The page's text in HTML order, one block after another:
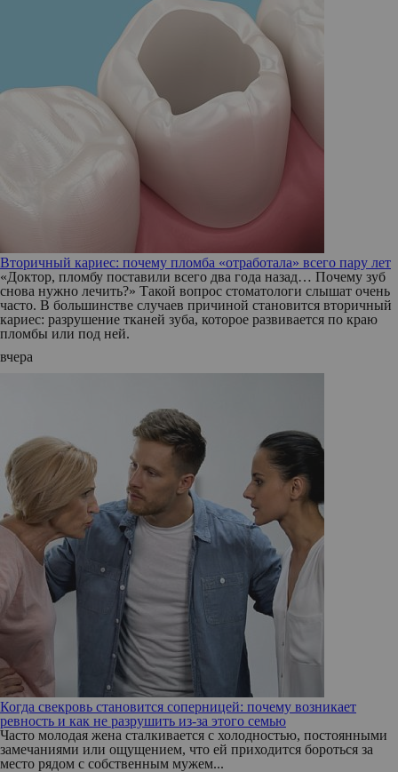
Вторичный кариес: почему пломба «отработала» всего пару лет
«Доктор, пломбу поставили всего два года назад… Почему зуб
снова нужно лечить?» Такой вопрос стоматологи слышат очень
часто. В большинстве случаев причиной становится вторичный
кариес: разрушение тканей зуба, которое развивается по краю
пломбы или под ней.
вчера
Когда свекровь становится соперницей: почему возникает
ревность и как не разрушить из-за этого семью
Часто молодая жена сталкивается с холодностью, постоянными
замечаниями или ощущением, что ей приходится бороться за
место рядом с собственным мужем...